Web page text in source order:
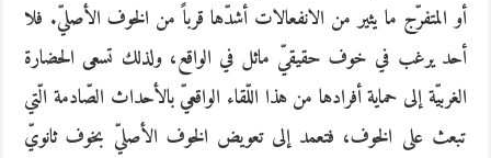
أو المتفرّج ما يثير من الانفعالات أشدّها قرباً من الخوف الأصليّ. فلا
أحد يرغب في خوف حقيقيّ ماثل في الواقع، ولذلك تسعى الحضارة
الغربيّة إلى حماية أفرادها من هذا اللّقاء الواقعيّ بالأحداث الصّادمة الّتي
تبعث على الخوف، فتعمد إلى تعويض الخوف الأصليّ بخوف ثانويّ